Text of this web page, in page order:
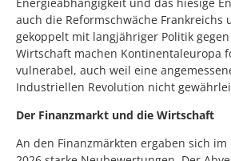
auch die Reformschwäche Frankreichs
gekoppelt mit langjähriger Politik
Wirtschaft machen Kontinentaleuropa
vulnerabel, auch weil eine
Industriellen Revolution nicht
Der Finanzmarkt und die Wirtschaft
An den Finanzmärkten ergaben sich